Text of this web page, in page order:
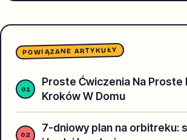
POWIĄZANE ARTYKUŁY
Proste Ćwiczenia Na Proste
Kroków W Domu
7-dniowy plan na orbitreku: